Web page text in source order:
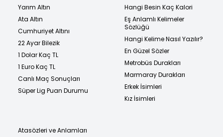
Yarım Altın
Ata Altın
Cumhuriyet Altını
22 Ayar Bilezik
1 Dolar Kaç TL
1 Euro Kaç TL
Canlı Maç Sonuçları
Süper Lig Puan Durumu
Hangi Besin Kaç Kalori
Eş Anlamlı Kelimeler
Sözlüğü
Hangi Kelime Nasıl Yazılır?
En Güzel Sözler
Metrobüs Durakları
Marmaray Durakları
Erkek İsimleri
Kız İsimleri
Atasözleri ve Anlamları